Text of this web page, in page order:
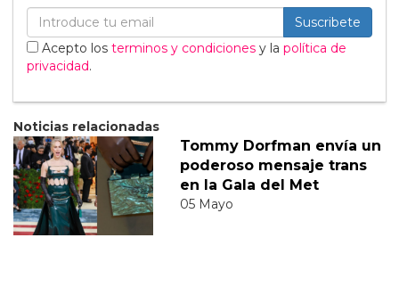
Suscribete
Acepto los terminos y condiciones y la política de
privacidad.
Noticias relacionadas
Tommy Dorfman envía un
poderoso mensaje trans
en la Gala del Met
05 Mayo